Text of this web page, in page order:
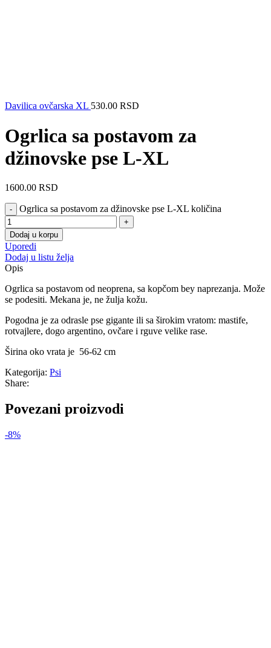
Davilica ovčarska XL 530.00 RSD
Ogrlica sa postavom za
džinovske pse L-XL
1600.00 RSD
Ogrlica sa postavom za džinovske pse L-XL količina
Dodaj u korpu
Uporedi
Dodaj u listu želja
Opis
Ogrlica sa postavom od neoprena, sa kopčom bey naprezanja. Može
se podesiti. Mekana je, ne žulja kožu.
Pogodna je za odrasle pse gigante ili sa širokim vratom: mastife,
rotvajlere, dogo argentino, ovčare i rguve velike rase.
Širina oko vrata je 56-62 cm
Kategorija: Psi
Share:
Povezani proizvodi
-8%